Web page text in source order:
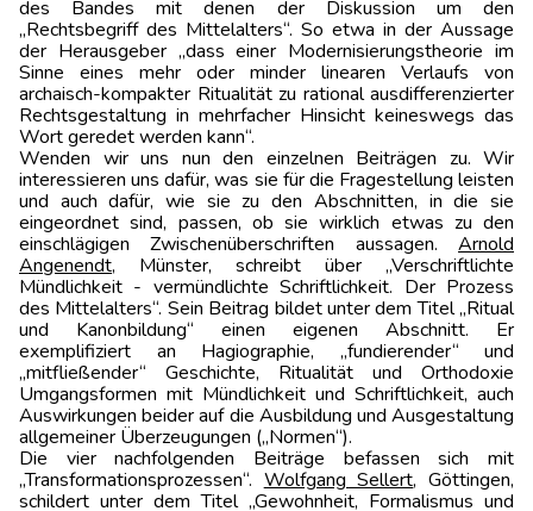
des Bandes mit denen der Diskussion um den
„Rechtsbegriff des Mittelalters“. So etwa in der Aussage
der Herausgeber „dass einer Modernisierungstheorie im
Sinne eines mehr oder minder linearen Verlaufs von
archaisch-kompakter Ritualität zu rational ausdifferenzierter
Rechtsgestaltung in mehrfacher Hinsicht keineswegs das
Wort geredet werden kann“.
Wenden wir uns nun den einzelnen Beiträgen zu. Wir
interessieren uns dafür, was sie für die Fragestellung leisten
und auch dafür, wie sie zu den Abschnitten, in die sie
eingeordnet sind, passen, ob sie wirklich etwas zu den
einschlägigen Zwischenüberschriften aussagen. Arnold
Angenendt, Münster, schreibt über „Verschriftlichte
Mündlichkeit - vermünd­lichte Schriftlichkeit. Der Prozess
des Mittelalters“. Sein Beitrag bildet unter dem Titel „Ritual
und Kanonbildung“ einen eigenen Abschnitt. Er
exemplifiziert an Hagiographie, „fundierender“ und
„mitfließender“ Geschichte, Ritualität und Orthodoxie
Umgangsformen mit Mündlichkeit und Schriftlichkeit, auch
Auswirkungen beider auf die Ausbildung und Ausgestaltung
allgemeiner Überzeugungen („Normen“).
Die vier nachfolgenden Beiträge befassen sich mit
„Transformationsprozessen“. Wolfgang Sellert, Göttingen,
schildert unter dem Titel „Gewohnheit, Formalismus und